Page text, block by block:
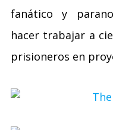
fanático y
hacer trabajar a
prisioneros en